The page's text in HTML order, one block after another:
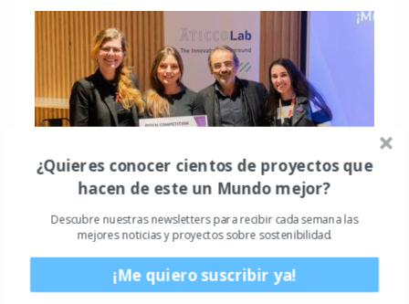
Moonai, startup ganadora de la segunda
edición de la Pitch Competition Women
Edition de AticcoLab
¿Quieres conocer cientos de proyectos que
hacen de este un Mundo mejor?
Descubre nuestras newsletters para recibir cada semana las
mejores noticias y proyectos sobre sostenibilidad.
¡Me quiero suscribir ya!